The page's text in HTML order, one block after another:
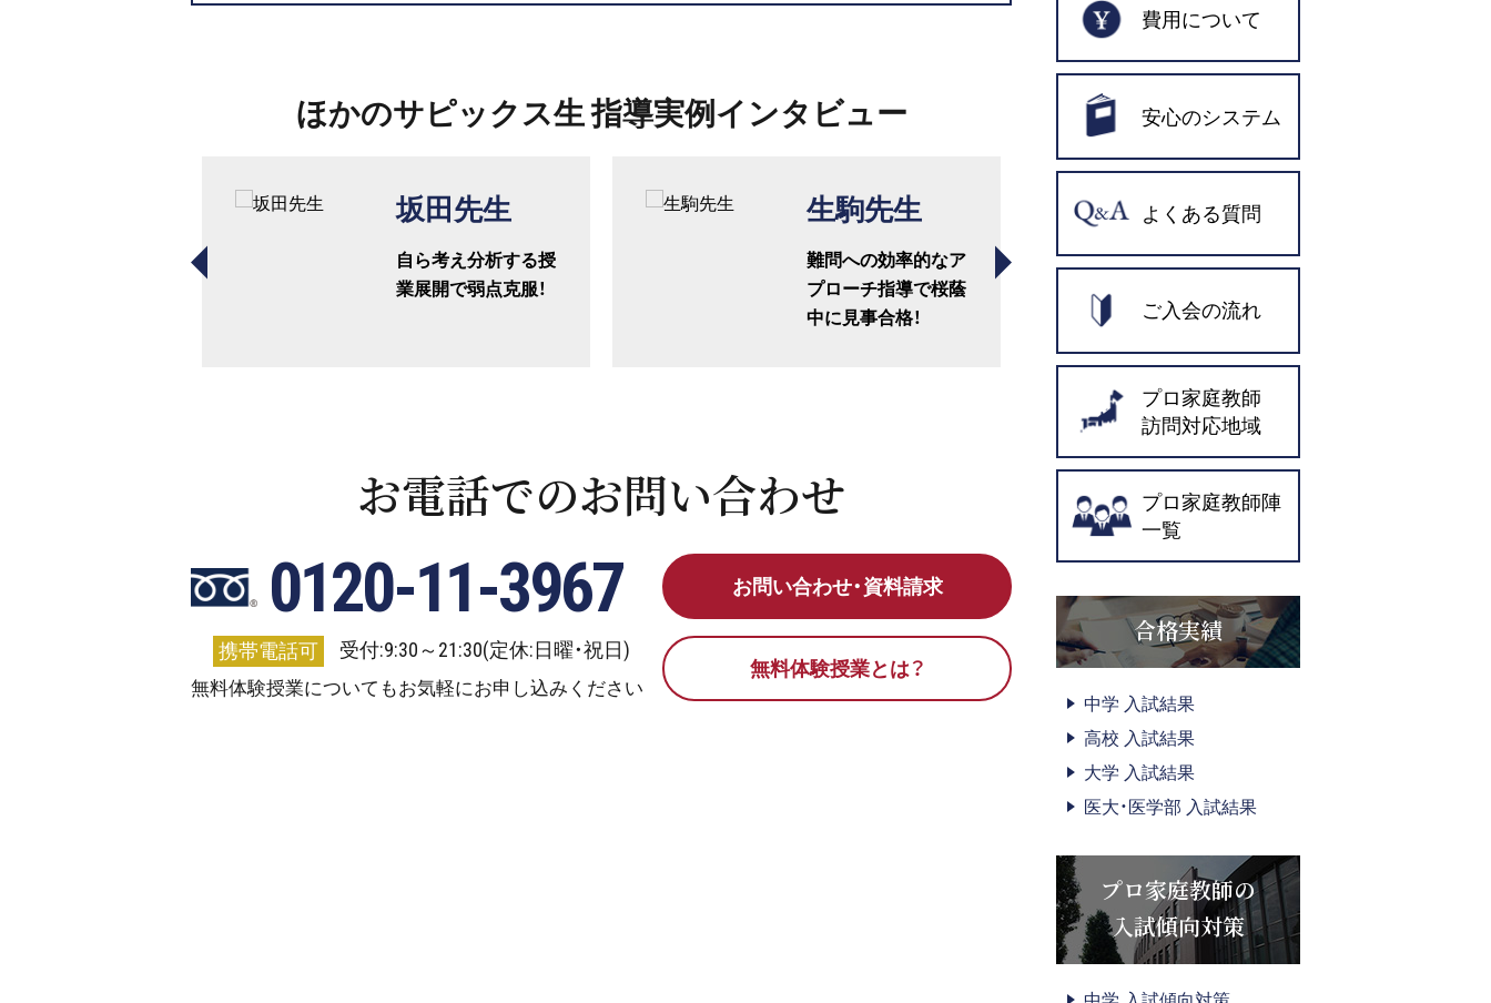
ほかのサピックス生 指導実例インタビュー
坂田先生
自ら考え分析する授
業展開で弱点克服！
生駒先生
難問への効率的なア
プローチ指導で桜蔭
中に見事合格！
手塚先生
思い切った学習内容
の芝中に見事合格！
お電話でのお問い合わせ
0120-11-3967
携帯電話可 受付:9:30～21:30(定休:日曜・祝日)
無料体験授業についてもお気軽にお申し込みください
お問い合わせ・資料請求
無料体験授業とは？
費用について
安心のシステム
よくある質問
ご入会の流れ
プロ家庭教師
訪問対応地域
プロ家庭教師陣
一覧
合格実績
中学 入試結果
高校 入試結果
大学 入試結果
医大・医学部 入試結果
プロ家庭教師の
入試傾向対策